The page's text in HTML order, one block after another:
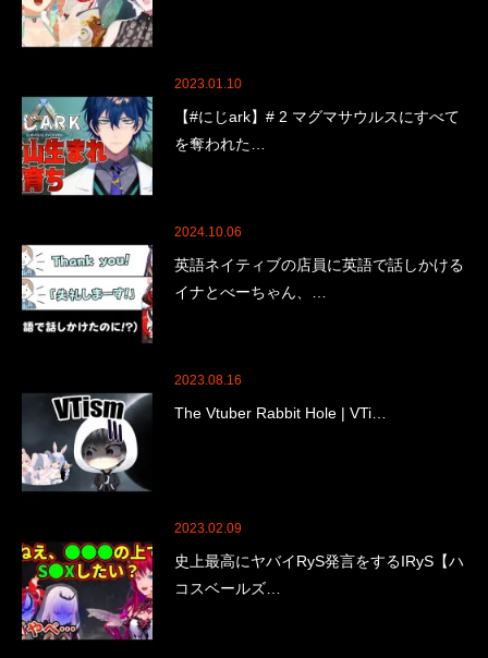
2023.01.10
【#にじark】# 2 マグマサウルスにすべて
を奪われた…
2024.10.06
英語ネイティブの店員に英語で話しかける
イナとべーちゃん、…
2023.08.16
The Vtuber Rabbit Hole | VTi…
2023.02.09
史上最高にヤバイRyS発言をするIRyS【ハ
コスベールズ…